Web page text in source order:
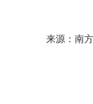
来源：南